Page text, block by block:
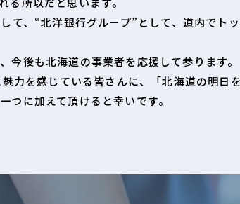
て、“北洋銀行グループ”として、道内でト
今後も北海道の事業者を応援して参ります。
力を感じている皆さんに、「北海道の明日
つに加えて頂けると幸いです。